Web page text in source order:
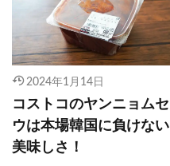
2024年1月14日
コストコのヤンニョムセ
ウは本場韓国に負けない
美味しさ！